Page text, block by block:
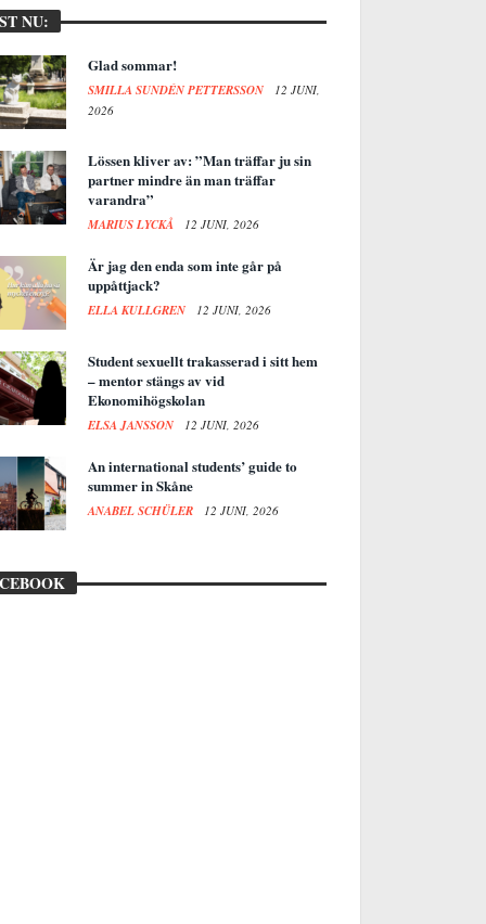
NU:
Glad sommar!
SMILLA SUNDÉN PETTERSSON
12 JUNI,
2026
Lössen kliver av: ”Man träffar ju sin
partner mindre än man träffar
varandra”
MARIUS LYCKÅ 12 JUNI, 2026
Är jag den enda som inte går på
uppåttjack?
ELLA KULLGREN 12 JUNI, 2026
Student sexuellt trakasserad i sitt hem
– mentor stängs av vid
Ekonomihögskolan
ELSA JANSSON 12 JUNI, 2026
An international students’ guide to
summer in Skåne
ANABEL SCHÜLER 12 JUNI, 2026